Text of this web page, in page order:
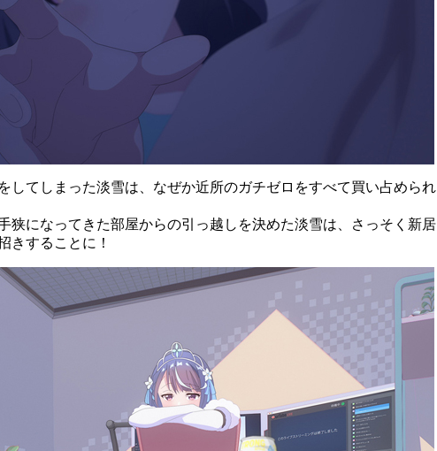
してしまった淡雪は、なぜか近所のガチゼロをすべて買い占められ
狭になってきた部屋からの引っ越しを決めた淡雪は、さっそく新居
きすることに！